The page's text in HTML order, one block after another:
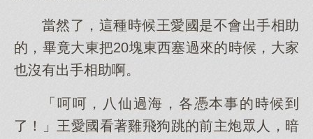
當然了，這種時候王愛國是不會出手相助
的，畢竟大東把20塊東西塞過來的時候，大家
也沒有出手相助啊。
「呵呵，八仙過海，各憑本事的時候到
了！」王愛國看著雞飛狗跳的前主炮眾人，暗